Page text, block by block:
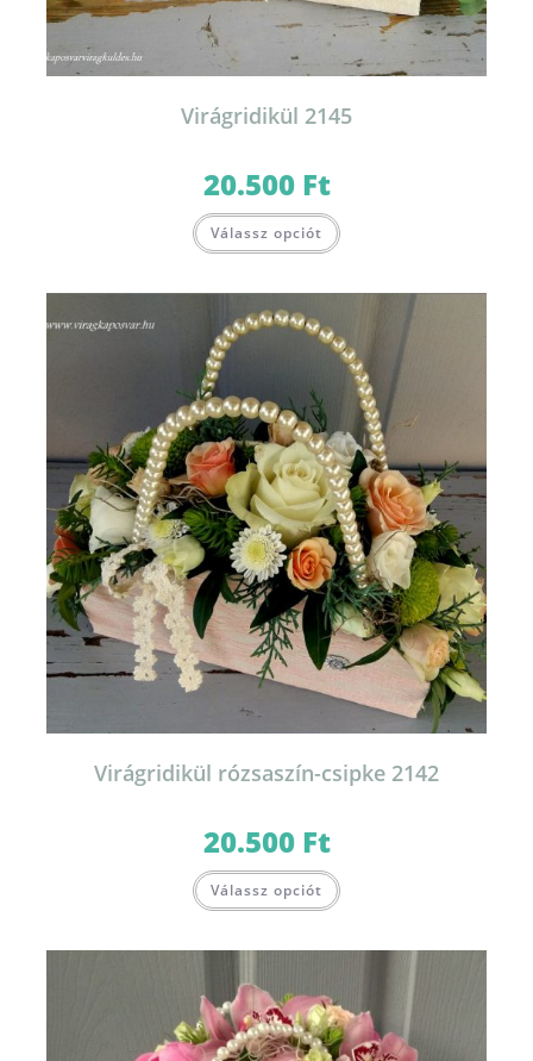
Virágridikül 2145
20.500 Ft
Válassz opciót
Virágridikül rózsaszín-csipke 2142
20.500 Ft
Válassz opciót